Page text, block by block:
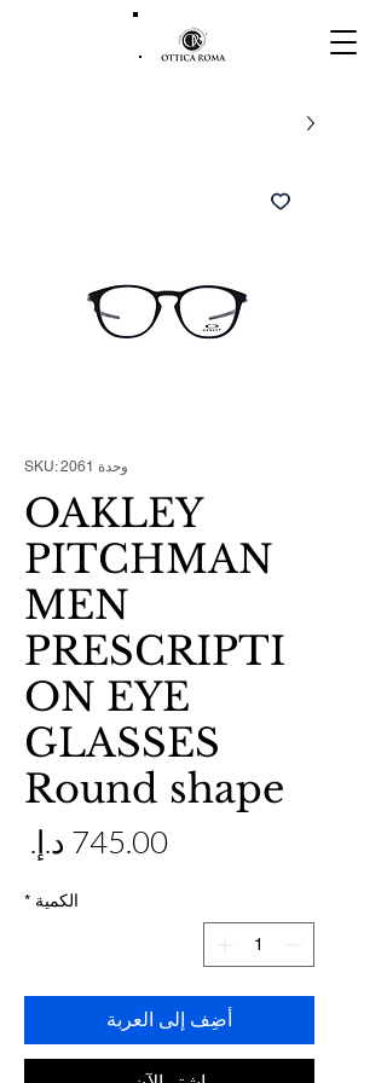
وحدة SKU: 2061
OAKLEY
PITCHMAN
MEN
PRESCRIPTI
ON EYE
GLASSES
Round shape
الكمية *
أضِف إلى العربة